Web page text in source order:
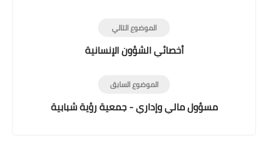
الموضوع التالي
أخصائي الشؤون الإنسانية
الموضوع السابق
مسؤول مالي وإداري - جمعية رؤية شبابية